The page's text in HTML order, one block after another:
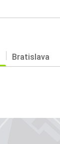
Bratislava